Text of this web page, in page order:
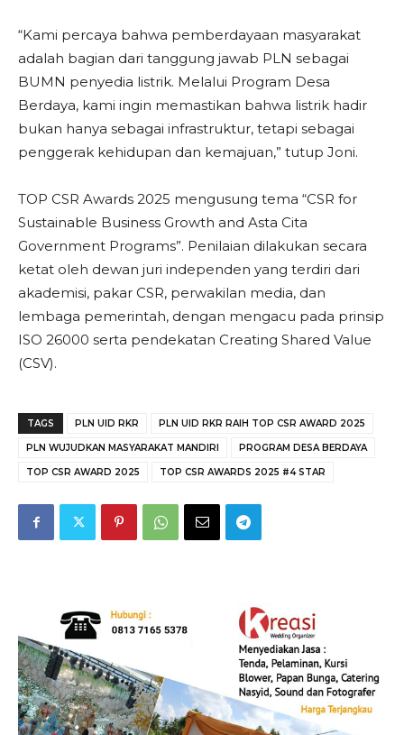
“Kami percaya bahwa pemberdayaan masyarakat
adalah bagian dari tanggung jawab PLN sebagai
BUMN penyedia listrik. Melalui Program Desa
Berdaya, kami ingin memastikan bahwa listrik hadir
bukan hanya sebagai infrastruktur, tetapi sebagai
penggerak kehidupan dan kemajuan,” tutup Joni.
TOP CSR Awards 2025 mengusung tema “CSR for
Sustainable Business Growth and Asta Cita
Government Programs”. Penilaian dilakukan secara
ketat oleh dewan juri independen yang terdiri dari
akademisi, pakar CSR, perwakilan media, dan
lembaga pemerintah, dengan mengacu pada prinsip
ISO 26000 serta pendekatan Creating Shared Value
(CSV).
TAGS PLN UID RKR PLN UID RKR RAIH TOP CSR AWARD 2025
PLN WUJUDKAN MASYARAKAT MANDIRI PROGRAM DESA BERDAYA
TOP CSR AWARD 2025 TOP CSR AWARDS 2025 #4 STAR